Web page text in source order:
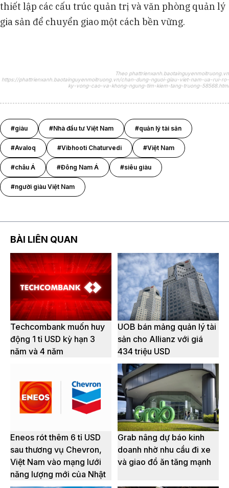
thiết lập các cấu trúc quản trị và văn phòng quản lý
gia sản để chuyển giao một cách bền vững.
Theo phattrienxanh.baotainguyenmoitruong.vn
https://phattrienxanh.baotainguyenmoitruong.vn/chan-dung-nguoi-giau-viet-nam-ua-rui-ro-
ky-vong-cao-va-khong-ngung-tim-kiem-tang-truong-58568.html
#giàu #Nhà đầu tư Việt Nam #quản lý tài sản
#Avaloq #Vibhooti Chaturvedi #Việt Nam
#châu Á #Đông Nam Á #siêu giàu
#người giàu Việt Nam
BÀI LIÊN QUAN
Techcombank muốn huy
động 1 tỉ USD kỳ hạn 3
năm và 4 năm
UOB bán mảng quản lý tài
sản cho Allianz với giá
434 triệu USD
Eneos rót thêm 6 tỉ USD
sau thương vụ Chevron,
Việt Nam vào mạng lưới
năng lượng mới của Nhật
Grab nâng dự báo kinh
doanh nhờ nhu cầu đi xe
và giao đồ ăn tăng mạnh